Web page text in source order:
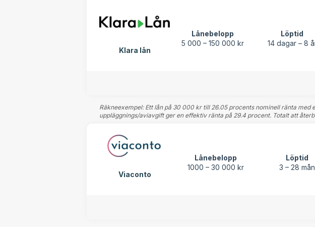
Klara lån
Lånebelopp
5 000 – 150 000 kr
Löptid
14 dagar – 8
Räkneexempel: Ett lån på 30 000 kr till 26.05 procents nominell ränta
uppläggnings/aviavgift ger en effektiv ränta på 29.4 procent. Totalt att
Viaconto
Lånebelopp
1000 – 30 000 kr
Löptid
3 – 28 mån